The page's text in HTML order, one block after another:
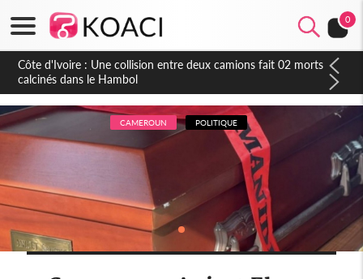
0
Côte d'Ivoire : Une collision entre deux camions fait 02 morts
calcinés dans le Hambol
CAMEROUN POLITIQUE